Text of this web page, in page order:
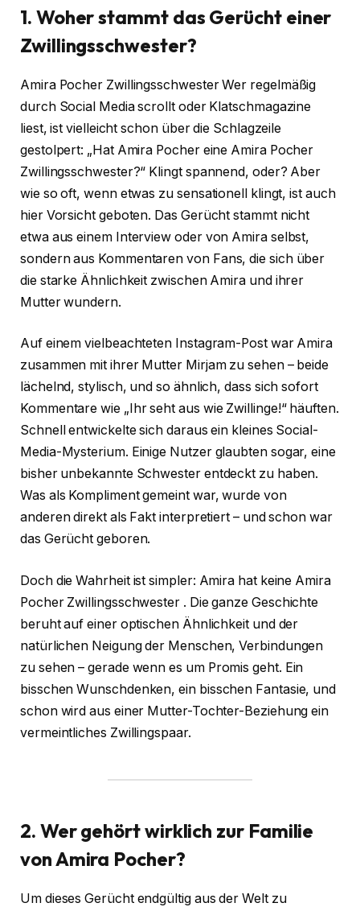
1. Woher stammt das Gerücht einer
Zwillingsschwester?
Amira Pocher Zwillingsschwester Wer regelmäßig
durch Social Media scrollt oder Klatschmagazine
liest, ist vielleicht schon über die Schlagzeile
gestolpert: „Hat Amira Pocher eine Amira Pocher
Zwillingsschwester?“ Klingt spannend, oder? Aber
wie so oft, wenn etwas zu sensationell klingt, ist auch
hier Vorsicht geboten. Das Gerücht stammt nicht
etwa aus einem Interview oder von Amira selbst,
sondern aus Kommentaren von Fans, die sich über
die starke Ähnlichkeit zwischen Amira und ihrer
Mutter wundern.
Auf einem vielbeachteten Instagram-Post war Amira
zusammen mit ihrer Mutter Mirjam zu sehen – beide
lächelnd, stylisch, und so ähnlich, dass sich sofort
Kommentare wie „Ihr seht aus wie Zwillinge!“ häuften.
Schnell entwickelte sich daraus ein kleines Social-
Media-Mysterium. Einige Nutzer glaubten sogar, eine
bisher unbekannte Schwester entdeckt zu haben.
Was als Kompliment gemeint war, wurde von
anderen direkt als Fakt interpretiert – und schon war
das Gerücht geboren.
Doch die Wahrheit ist simpler: Amira hat keine Amira
Pocher Zwillingsschwester . Die ganze Geschichte
beruht auf einer optischen Ähnlichkeit und der
natürlichen Neigung der Menschen, Verbindungen
zu sehen – gerade wenn es um Promis geht. Ein
bisschen Wunschdenken, ein bisschen Fantasie, und
schon wird aus einer Mutter-Tochter-Beziehung ein
vermeintliches Zwillingspaar.
2. Wer gehört wirklich zur Familie
von Amira Pocher?
Um dieses Gerücht endgültig aus der Welt zu